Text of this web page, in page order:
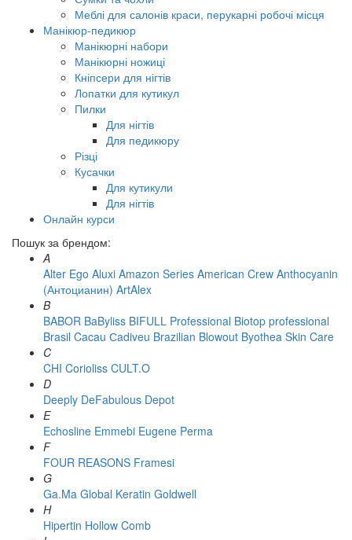
Меблі для салонів краси, перукарні робочі місця
Манікюр-педикюр
Манікюрні набори
Манікюрні ножиці
Кніпсери для нігтів
Лопатки для кутикул
Пилки
Для нігтів
Для педикюру
Різці
Кусачки
Для кутикули
Для нігтів
Онлайн курси
Пошук за брендом:
A
Alter Ego Aluxi Amazon Series American Crew Anthocyanin
(Антоцианин) ArtAlex
B
BABOR BaByliss BIFULL Professional Biotop professional
Brasil Cacau Сadiveu Brazilian Blowout Byothea Skin Care
C
CHI Corioliss CULT.O
D
Deeply DeFabulous Depot
E
Echosline Emmebi Eugene Perma
F
FOUR REASONS Framesi
G
Ga.Ma Global Keratin Goldwell
H
Hipertin Hollow Comb